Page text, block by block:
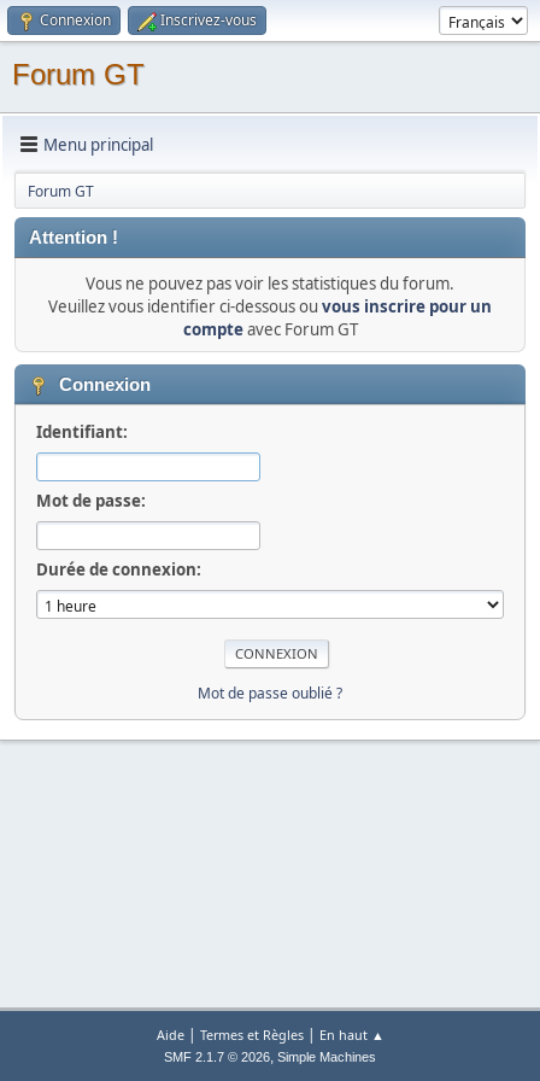
Connexion Inscrivez-vous
Forum GT
Menu principal
Forum GT
Attention !
Vous ne pouvez pas voir les statistiques du forum.
Veuillez vous identifier ci-dessous ou vous inscrire pour un
compteavec Forum GT
Connexion
Identifiant:
Mot de passe:
Durée de connexion:
Mot de passe oublié ?
Aide| Termes et Règles| En haut ▲
SMF 2.1.7 © 2026, Simple Machines